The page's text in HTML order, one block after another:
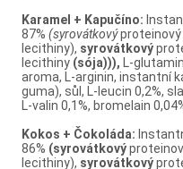
Karamel + Kapučíno:
87% (syrovátkovýproteinový
lecithiny), syrovátkový
lecithiny (sója))), L-
aroma, L-arginin, instantní
guma), sůl, L-leucin 0,2%,
L-valin 0,1%, bromelain
Kokos + Čokoláda:
86% (syrovátkový
lecithiny), syrovátkový